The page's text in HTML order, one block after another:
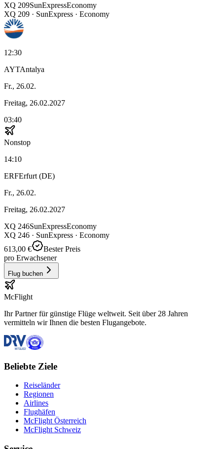
XQ 209SunExpressEconomy
XQ 209 · SunExpress · Economy
12:30
AYTAntalya
Fr., 26.02.
Freitag, 26.02.2027
03:40
Nonstop
14:10
ERFErfurt (DE)
Fr., 26.02.
Freitag, 26.02.2027
XQ 246SunExpressEconomy
XQ 246 · SunExpress · Economy
613,00 €
Bester Preis
pro Erwachsener
Flug buchen
McFlight
Ihr Partner für günstige Flüge weltweit. Seit über 28 Jahren
vermitteln wir Ihnen die besten Flugangebote.
Beliebte Ziele
Reiseländer
Regionen
Airlines
Flughäfen
McFlight Österreich
McFlight Schweiz